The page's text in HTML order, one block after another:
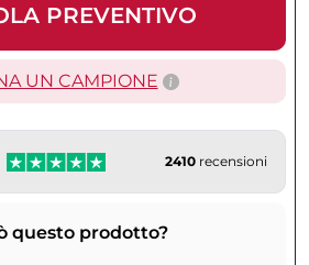
PREVENTIVO
UN CAMPIONE
2410 recensioni
questo prodotto?